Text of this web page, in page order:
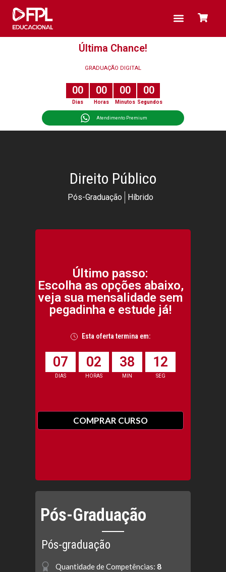
Última Chance!
GRADUAÇÃO DIGITAL
00
Dias
00
Horas
00
Minutos
00
Segundos
Atendimento Premium
Direito Público
Pós-Graduação Híbrido
Último passo:
Escolha as opções abaixo,
veja sua mensalidade sem
pegadinha e estude já!
Esta oferta termina em:
07
DIAS
02
HORAS
38
MIN
12
SEG
COMPRAR CURSO
Pós-Graduação
Pós-graduação
Quantidade de Competências: 8